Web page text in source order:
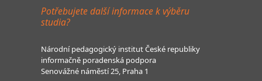
Potřebujete další informace k výběru
studia?
Národní pedagogický institut České republiky
informačně poradenská podpora
Senovážné náměstí 25, Praha 1